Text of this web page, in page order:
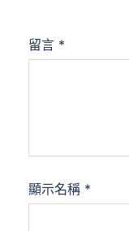
留言 *
顯示名稱 *